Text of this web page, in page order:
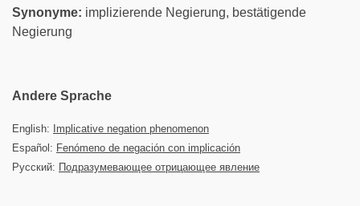
Synonyme: implizierende Negierung, bestätigende
Negierung
Andere Sprache
English:
Implicative negation phenomenon
Español: Fenómeno de negación con implicación
Русский: Подразумевающее отрицающее явление